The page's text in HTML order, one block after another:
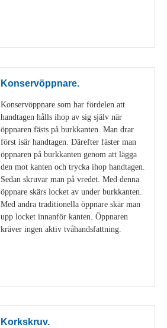
Konservöppnare.
Konservöppnare som har fördelen att
handtagen hålls ihop av sig själv när
öppnaren fästs på burkkanten. Man drar
först isär handtagen. Därefter fäster man
öppnaren på burkkanten genom att lägga
den mot kanten och trycka ihop handtagen.
Sedan skruvar man på vredet. Med denna
öppnare skärs locket av under burkkanten.
Med andra traditionella öppnare skär man
upp locket innanför kanten. Öppnaren
kräver ingen aktiv tvåhandsfattning.
Korkskruv.